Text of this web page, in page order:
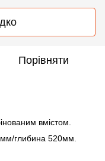
Порівняти
вмістом.
глибина 520мм.